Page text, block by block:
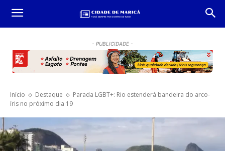
- PUBLICIDADE -
Início Destaque
Parada LGBT+: Rio estenderá bandeira do arco-
íris no próximo dia 19